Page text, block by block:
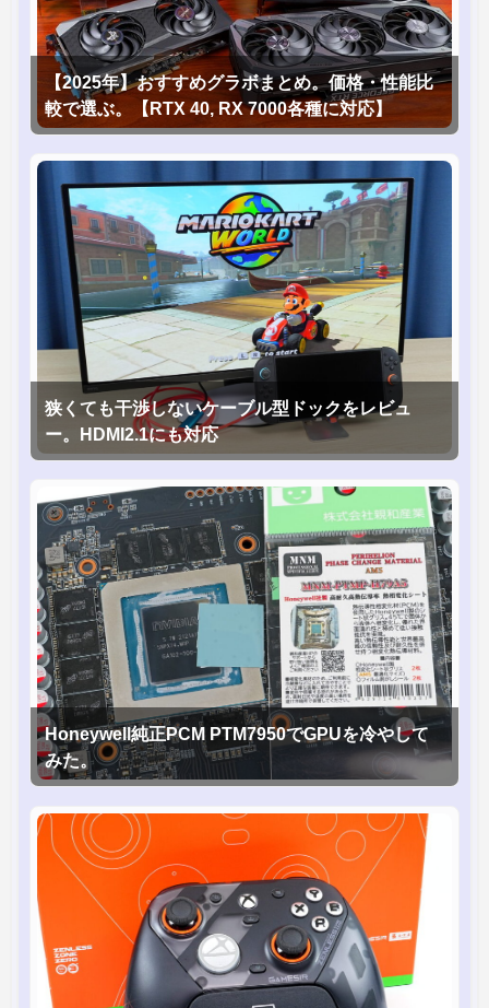
【2025年】おすすめグラボまとめ。価格・性能比
較で選ぶ。【RTX 40, RX 7000各種に対応】
狭くても干渉しないケーブル型ドックをレビュ
ー。HDMI2.1にも対応
Honeywell純正PCM PTM7950でGPUを冷やして
みた。